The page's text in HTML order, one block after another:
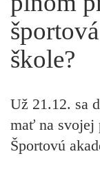
škole?
Už 21.12. sa
mať na svojej
Športovú